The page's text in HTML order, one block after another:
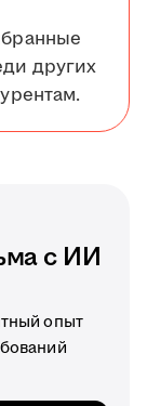
других
с ИИ
опыт